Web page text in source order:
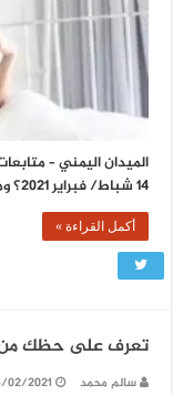
الميدان اليمني –
14 شباط/ فبراير 2021؟ وماذا يخبئ لك …
أكمل القراءة »
تعرف على حظك من عالم
سالم محمد 02/2021